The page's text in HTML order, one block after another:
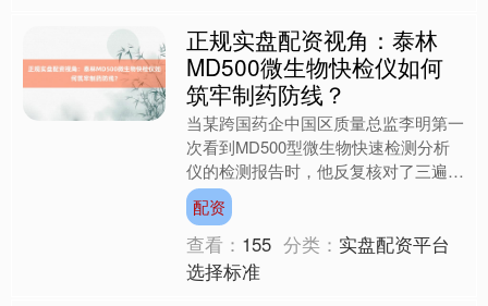
正规实盘配资视角：泰林
MD500微生物快检仪如何
筑牢制药防线？
当某跨国药企中国区质量总监李明第一
次看到MD500型微生物快速检测分析
仪的检测报告时，他反复核对了三遍数
据——这个国产仪器在假单胞菌检测中
的线性相关系数达到0.....
配资
查看： 155 分类： 实盘配资平台
选择标准